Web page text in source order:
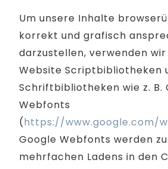
Um unsere Inhalte
korrekt und grafisch
darzustellen, verwenden
Website Scriptbibliotheken
Schriftbibliotheken wie z. B.
Webfonts
(https://www.google.com/
Google Webfonts werden
mehrfachen Ladens in den